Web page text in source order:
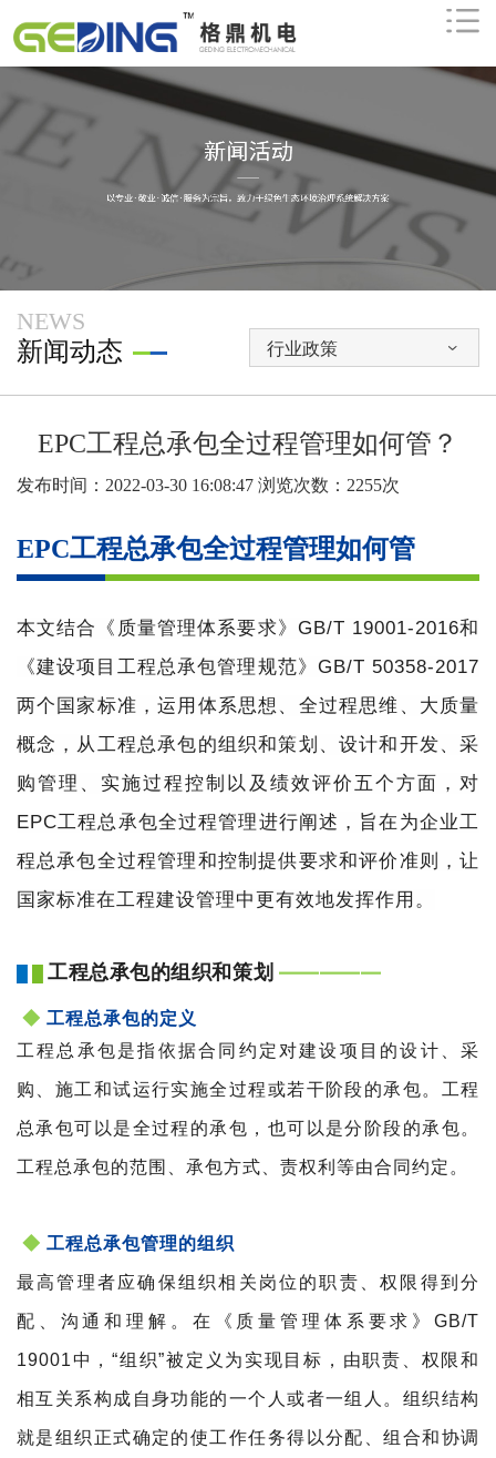

NEWS
新闻动态 行业政策 
EPC工程总承包全过程管理如何管？
发布时间：2022-03-30 16:08:47 浏览次数：2255次
EPC工程总承包全过程管理如何管
本文结合《质量管理体系要求》GB/T 19001-2016和
《建设项目工程总承包管理规范》GB/T 50358-2017
两个国家标准，运用体系思想、全过程思维、大质量
概念，从工程总承包的组织和策划、设计和开发、采
购管理、实施过程控制以及绩效评价五个方面，对
EPC工程总承包全过程管理进行阐述，旨在为企业工
程总承包全过程管理和控制提供要求和评价准则，让
国家标准在工程建设管理中更有效地发挥作用。
工程总承包的组织和策划 —————
◆ 工程总承包的定义
工程总承包是指依据合同约定对建设项目的设计、采
购、施工和试运行实施全过程或若干阶段的承包。工程
总承包可以是全过程的承包，也可以是分阶段的承包。
工程总承包的范围、承包方式、责权利等由合同约定。
◆ 工程总承包管理的组织
最高管理者应确保组织相关岗位的职责、权限得到分
配、沟通和理解。在《质量管理体系要求》GB/T
19001中，“组织”被定义为实现目标，由职责、权限和
相互关系构成自身功能的一个人或者一组人。组织结构
就是组织正式确定的使工作任务得以分配、组合和协调